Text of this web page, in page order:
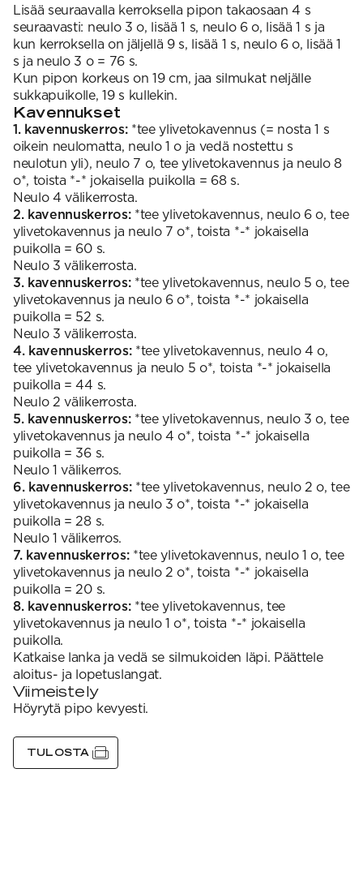
Lisää seuraavalla kerroksella pipon takaosaan 4 s
seuraavasti: neulo 3 o, lisää 1 s, neulo 6 o, lisää 1 s ja
kun kerroksella on jäljellä 9 s, lisää 1 s, neulo 6 o, lisää 1
s ja neulo 3 o = 76 s.
Kun pipon korkeus on 19 cm, jaa silmukat neljälle
sukkapuikolle, 19 s kullekin.
Kavennukset
1. kavennuskerros:*tee ylivetokavennus (= nosta 1 s
oikein neulomatta, neulo 1 o ja vedä nostettu s
neulotun yli), neulo 7 o, tee ylivetokavennus ja neulo 8
o*, toista *-* jokaisella puikolla = 68 s.
Neulo 4 välikerrosta.
2. kavennuskerros:*tee ylivetokavennus, neulo 6 o, tee
ylivetokavennus ja neulo 7 o*, toista *-* jokaisella
puikolla = 60 s.
Neulo 3 välikerrosta.
3. kavennuskerros:*tee ylivetokavennus, neulo 5 o, tee
ylivetokavennus ja neulo 6 o*, toista *-* jokaisella
puikolla = 52 s.
Neulo 3 välikerrosta.
4. kavennuskerros:*tee ylivetokavennus, neulo 4 o,
tee ylivetokavennus ja neulo 5 o*, toista *-* jokaisella
puikolla = 44 s.
Neulo 2 välikerrosta.
5. kavennuskerros:*tee ylivetokavennus, neulo 3 o, tee
ylivetokavennus ja neulo 4 o*, toista *-* jokaisella
puikolla = 36 s.
Neulo 1 välikerros.
6. kavennuskerros:*tee ylivetokavennus, neulo 2 o, tee
ylivetokavennus ja neulo 3 o*, toista *-* jokaisella
puikolla = 28 s.
Neulo 1 välikerros.
7. kavennuskerros:*tee ylivetokavennus, neulo 1 o, tee
ylivetokavennus ja neulo 2 o*, toista *-* jokaisella
puikolla = 20 s.
8. kavennuskerros:*tee ylivetokavennus, tee
ylivetokavennus ja neulo 1 o*, toista *-* jokaisella
puikolla.
Katkaise lanka ja vedä se silmukoiden läpi. Päättele
aloitus- ja lopetuslangat.
Viimeistely
Höyrytä pipo kevyesti.
TULOSTA